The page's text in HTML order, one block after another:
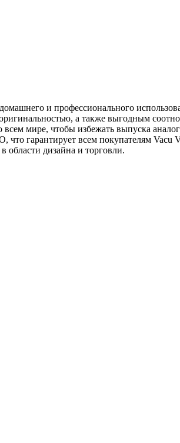
и профессионального
а также выгодным
всем мире, чтобы избежать выпуска
что гарантирует всем покупателям Vacu
области дизайна и торговли.